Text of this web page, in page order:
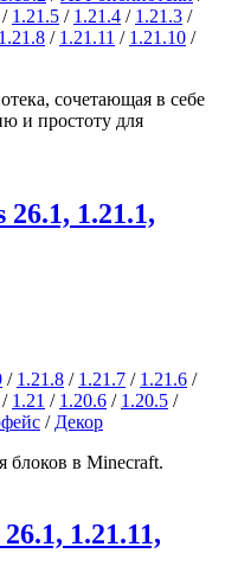
/ 1.21.5 / 1.21.4 / 1.21.3 /
1.21.8 / 1.21.11 / 1.21.10 /
сочетающая в себе
и простоту для
1.21.1,
/ 1.21.8 / 1.21.7 / 1.21.6 /
/ 1.21 / 1.20.6 / 1.20.5 /
/ Декор
блоков в Minecraft.
1.21.11,